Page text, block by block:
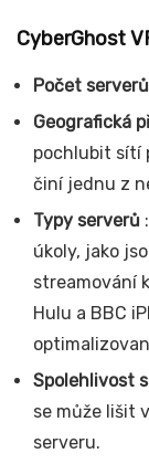
CyberGhost
Počet serverů
Geografická
pochlubit sítí
činí jednu z
Typy serverů
úkoly, jako
streamování
Hulu a BBC
Spolehlivost
se může lišit
serveru.